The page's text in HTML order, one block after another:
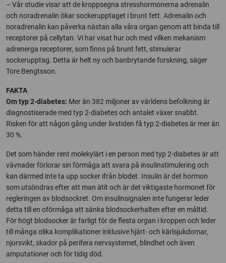
– Vår studie visar att de kroppsegna stresshormonerna adrenalin
och noradrenalin ökar sockerupptaget i brunt fett. Adrenalin och
noradrenalin kan påverka nästan alla våra organ genom att binda till
receptorer på cellytan. Vi har visat hur och med vilken mekanism
adrenerga receptorer, som finns på brunt fett, stimulerar
sockerupptag. Detta är helt ny och banbrytande forskning, säger
Tore Bengtsson.
FAKTA
Om typ 2-diabetes: Mer än 382 miljoner av världens befolkning är
diagnostiserade med typ 2-diabetes och antalet växer snabbt.
Risken för att någon gång under livstiden få typ 2-diabetes är mer än
30 %.
Det som händer rent molekylärt i en person med typ 2-diabetes är att
vävnader förlorar sin förmåga att svara på insulinstimulering och
kan därmed inte ta upp socker ifrån blodet. Insulin är det hormon
som utsöndras efter att man ätit och är det viktigaste hormonet för
regleringen av blodsockret. Om insulinsignalen inte fungerar leder
detta till en oförmåga att sänka blodsockerhalten efter en måltid.
För högt blodsocker är farligt för de flesta organ i kroppen och leder
till många olika komplikationer inklusive hjärt- och kärlsjukdomar,
njursvikt, skador på perifera nervsystemet, blindhet och även
amputationer och för tidig död.